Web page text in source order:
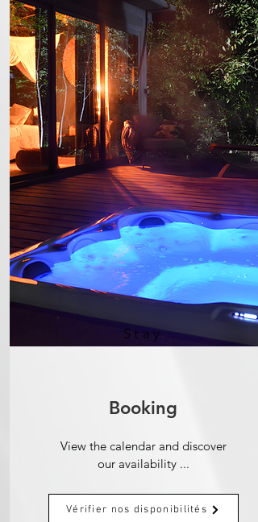
Stay
Booking
View the calendar and discover
our availability ...
Vérifier nos disponibilités